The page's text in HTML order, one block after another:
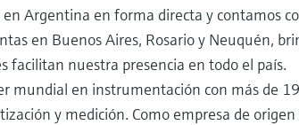
Argentina en forma directa y contamos
en Buenos Aires, Rosario y Neuquén,
facilitan nuestra presencia en todo el país.
mundial en instrumentación con más de
y medición. Como empresa de